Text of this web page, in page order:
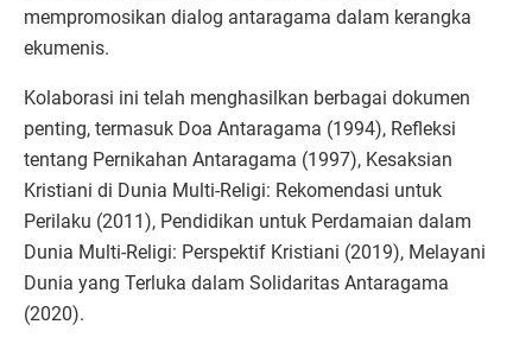
mempromosikan dialog antaragama dalam kerangka
ekumenis.
Kolaborasi ini telah menghasilkan berbagai dokumen
penting, termasuk Doa Antaragama (1994), Refleksi
tentang Pernikahan Antaragama (1997), Kesaksian
Kristiani di Dunia Multi-Religi: Rekomendasi untuk
Perilaku (2011), Pendidikan untuk Perdamaian dalam
Dunia Multi-Religi: Perspektif Kristiani (2019), Melayani
Dunia yang Terluka dalam Solidaritas Antaragama
(2020).